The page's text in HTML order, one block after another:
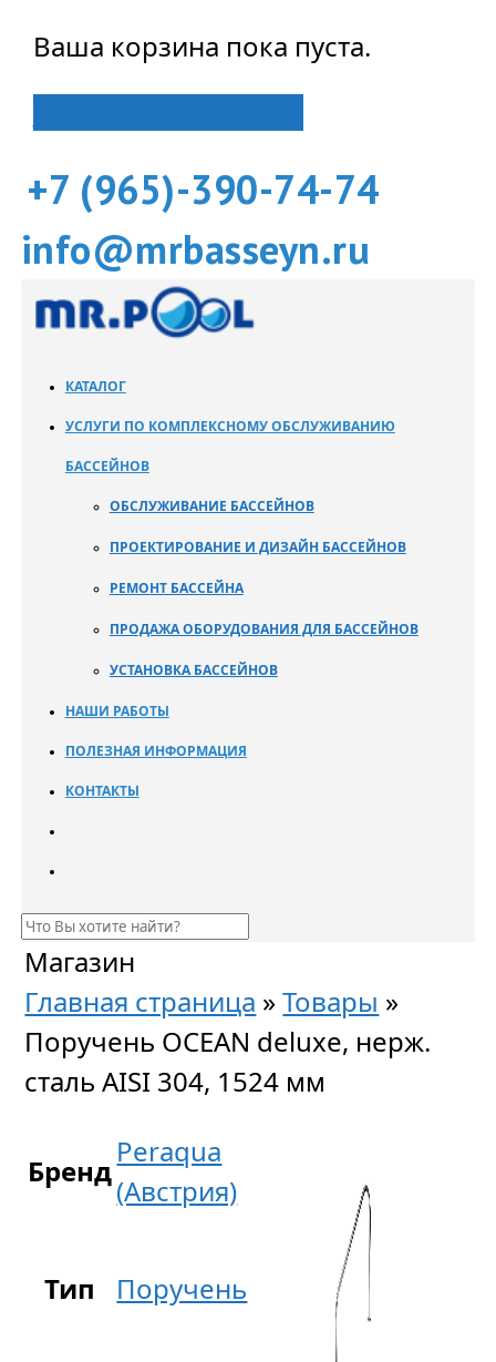
Ваша корзина пока пуста.
+7 (965)-390-74-74
info@mrbasseyn.ru
КАТАЛОГ
УСЛУГИ ПО КОМПЛЕКСНОМУ ОБСЛУЖИВАНИЮ
БАССЕЙНОВ
ОБСЛУЖИВАНИЕ БАССЕЙНОВ
ПРОЕКТИРОВАНИЕ И ДИЗАЙН БАССЕЙНОВ
РЕМОНТ БАССЕЙНА
ПРОДАЖА ОБОРУДОВАНИЯ ДЛЯ БАССЕЙНОВ
УСТАНОВКА БАССЕЙНОВ
НАШИ РАБОТЫ
ПОЛЕЗНАЯ ИНФОРМАЦИЯ
КОНТАКТЫ
Магазин
Главная страница »Товары »
Поручень OCEAN deluxe, нерж.
сталь AISI 304, 1524 мм
Бренд
Peraqua
(Австрия)
Тип Поручень